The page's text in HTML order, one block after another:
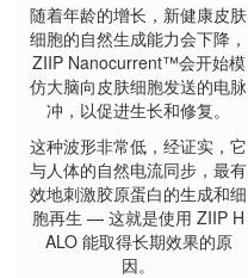
随着年龄的增长，新健康皮肤
细胞的自然生成能力会下降，
ZIIP Nanocurrent™会开始模
仿大脑向皮肤细胞发送的电脉
冲，以促进生长和修复。
这种波形非常低，经证实，它
与人体的自然电流同步，最有
效地刺激胶原蛋白的生成和细
胞再生 — 这就是使用 ZIIP H
ALO 能取得长期效果的原
因。